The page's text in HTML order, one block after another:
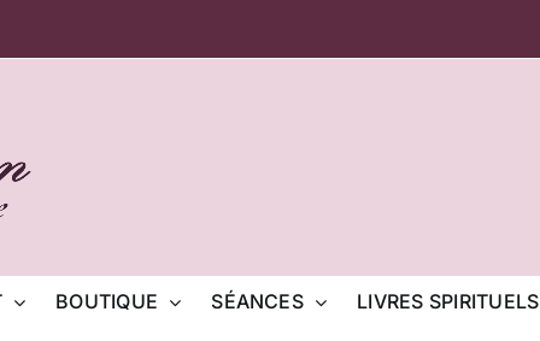
BOUTIQUE SÉANCES LIVRES SPIRITUELS